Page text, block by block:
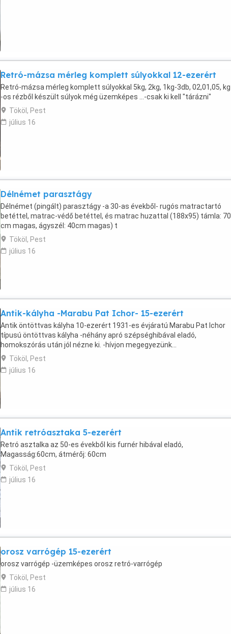
Retró-mázsa mérleg komplett súlyokkal 12-ezerért
Retró-mázsa mérleg komplett súlyokkal 5kg, 2kg, 1kg-3db, 02,01,05, kg
-os rézből készült súlyok még üzemképes ...-csak ki kell "tárázni"
Tököl, Pest
július 16
Délnémet parasztágy
Délnémet (pingált) parasztágy -a 30-as évekből- rugós matractartó
betéttel, matrac-védő betéttel, és matrac huzattal (188x95) támla: 70
cm magas, ágyszél: 40cm magas) t
Tököl, Pest
július 16
Antik-kályha -Marabu Pat Ichor- 15-ezerért
Antik öntöttvas kályha 10-ezerért 1931-es évjáratú Marabu Pat Ichor
típusú öntöttvas kályha -néhány apró szépséghibával eladó,
homokszórás után jól nézne ki. -hívjon megegyezünk...
Tököl, Pest
július 16
Antik retróasztaka 5-ezerért
Retró asztalka az 50-es évekből kis furnér hibával eladó,
Magasság:60cm, átmérőj: 60cm
Tököl, Pest
július 16
orosz varrógép 15-ezerért
orosz varrógép -üzemképes orosz retró-varrógép
Tököl, Pest
július 16